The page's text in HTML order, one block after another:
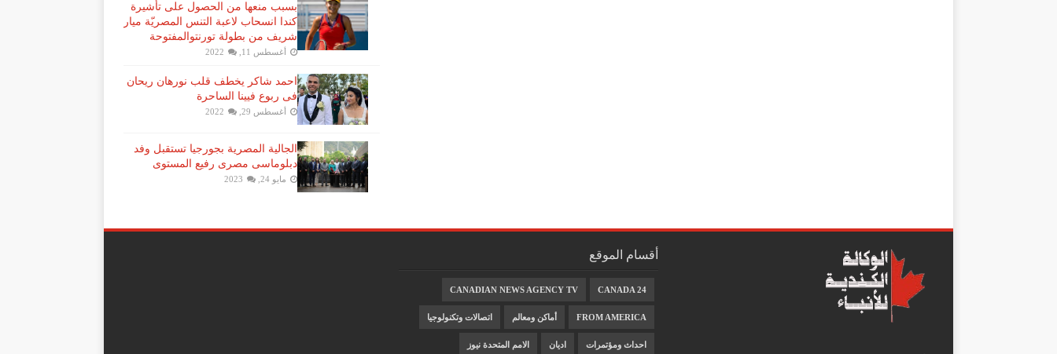
بسبب منعها من الحصول على تأشيرة
كندا انسحاب لاعبة ​التنس​ المصريّة ​ميار
شريف​ من بطولة ​تورنتو​المفتوحة
أغسطس 11, 2022
احمد شاكر يخطف قلب نورهان ريحان
فى ربوع فيينا الساحرة
أغسطس 29, 2022
الجالية المصرية بجورجيا تستقبل وفد
دبلوماسى مصرى رفيع المستوى
مايو 24, 2023
أقسام الموقع
CANADA 24
CANADIAN NEWS AGENCY TV
FROM AMERICA أماكن ومعالم اتصالات وتكنولوجيا
احداث ومؤتمرات اديان الامم المتحدة نيوز